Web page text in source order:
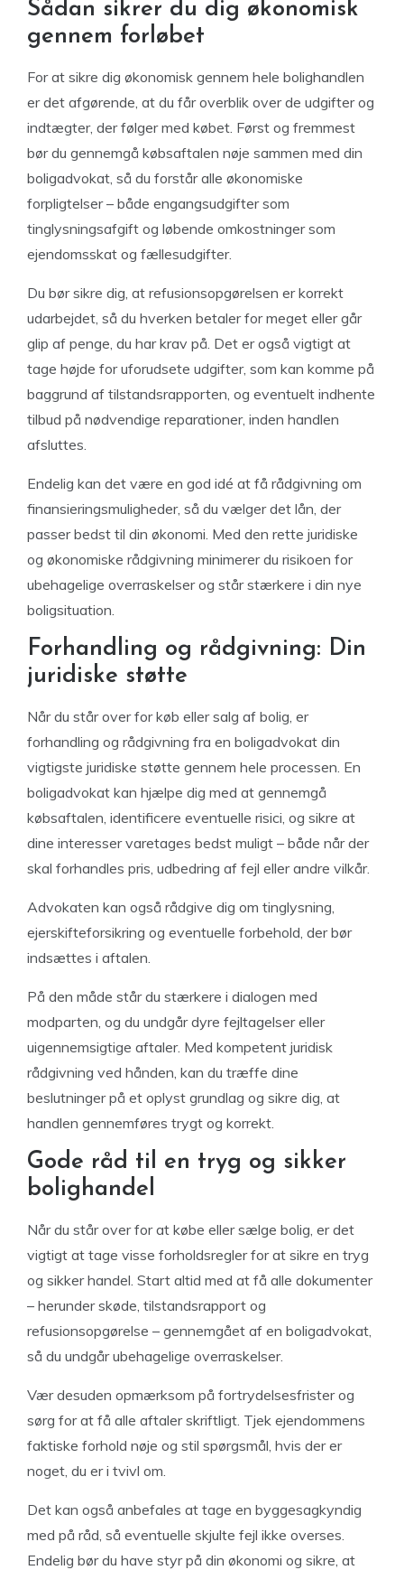
Sådan sikrer du dig økonomisk
gennem forløbet
For at sikre dig økonomisk gennem hele bolighandlen
er det afgørende, at du får overblik over de udgifter og
indtægter, der følger med købet. Først og fremmest
bør du gennemgå købsaftalen nøje sammen med din
boligadvokat, så du forstår alle økonomiske
forpligtelser – både engangsudgifter som
tinglysningsafgift og løbende omkostninger som
ejendomsskat og fællesudgifter.
Du bør sikre dig, at refusionsopgørelsen er korrekt
udarbejdet, så du hverken betaler for meget eller går
glip af penge, du har krav på. Det er også vigtigt at
tage højde for uforudsete udgifter, som kan komme på
baggrund af tilstandsrapporten, og eventuelt indhente
tilbud på nødvendige reparationer, inden handlen
afsluttes.
Endelig kan det være en god idé at få rådgivning om
finansieringsmuligheder, så du vælger det lån, der
passer bedst til din økonomi. Med den rette juridiske
og økonomiske rådgivning minimerer du risikoen for
ubehagelige overraskelser og står stærkere i din nye
boligsituation.
Forhandling og rådgivning: Din
juridiske støtte
Når du står over for køb eller salg af bolig, er
forhandling og rådgivning fra en boligadvokat din
vigtigste juridiske støtte gennem hele processen. En
boligadvokat kan hjælpe dig med at gennemgå
købsaftalen, identificere eventuelle risici, og sikre at
dine interesser varetages bedst muligt – både når der
skal forhandles pris, udbedring af fejl eller andre vilkår.
Advokaten kan også rådgive dig om tinglysning,
ejerskifteforsikring og eventuelle forbehold, der bør
indsættes i aftalen.
På den måde står du stærkere i dialogen med
modparten, og du undgår dyre fejltagelser eller
uigennemsigtige aftaler. Med kompetent juridisk
rådgivning ved hånden, kan du træffe dine
beslutninger på et oplyst grundlag og sikre dig, at
handlen gennemføres trygt og korrekt.
Gode råd til en tryg og sikker
bolighandel
Når du står over for at købe eller sælge bolig, er det
vigtigt at tage visse forholdsregler for at sikre en tryg
og sikker handel. Start altid med at få alle dokumenter
– herunder skøde, tilstandsrapport og
refusionsopgørelse – gennemgået af en boligadvokat,
så du undgår ubehagelige overraskelser.
Vær desuden opmærksom på fortrydelsesfrister og
sørg for at få alle aftaler skriftligt. Tjek ejendommens
faktiske forhold nøje og stil spørgsmål, hvis der er
noget, du er i tvivl om.
Det kan også anbefales at tage en byggesagkyndig
med på råd, så eventuelle skjulte fejl ikke overses.
Endelig bør du have styr på din økonomi og sikre, at